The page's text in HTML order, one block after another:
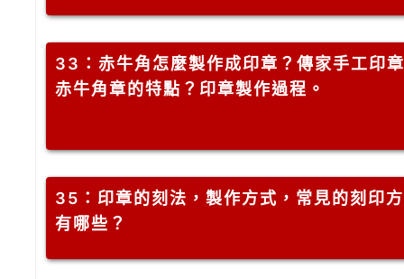
33 ：赤牛角怎麼製作成印章？傳家手工印
赤牛角章的特點？印章製作過程。
35 ：印章的刻法，製作方式，常見的刻印
有哪些？